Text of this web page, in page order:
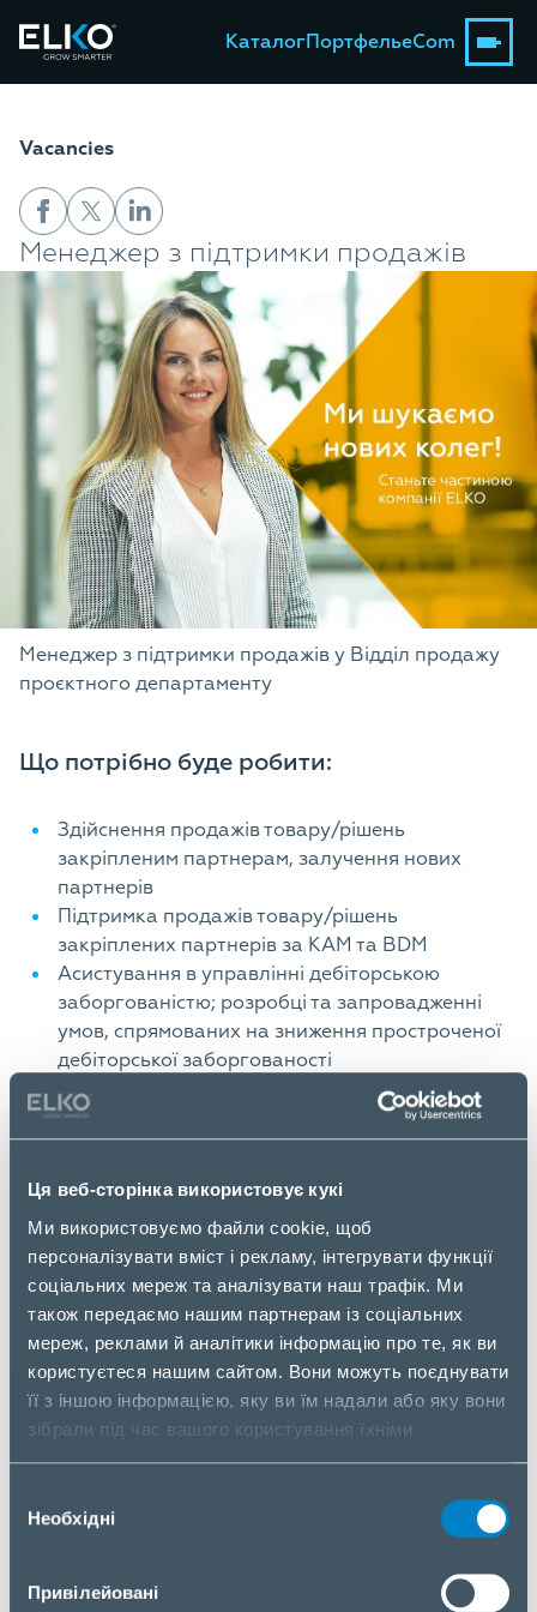
Ця веб-сторінка використовує кукі
Ми використовуємо файли cookie, щоб
персоналізувати вміст і рекламу, інтегрувати функції
соціальних мереж та аналізувати наш трафік. Ми
також передаємо нашим партнерам із соціальних
мереж, реклами й аналітики інформацію про те, як ви
користуєтеся нашим сайтом. Вони можуть поєднувати
її з іншою інформацією, яку ви їм надали або яку вони
зібрали під час вашого користування їхніми
службами.
згоди
Необхідні
Привілейовані
КаталогПортфельeCom
Vacancies
Менеджер з підтримки продажів
Менеджер з підтримки продажів у Відділ продажу
проєктного департаменту
Що потрібно буде робити:
Здійснення продажів товару/рішень
закріпленим партнерам, залучення нових
партнерів
Підтримка продажів товару/рішень
закріплених партнерів за КАМ та BDM
Асистування в управлінні дебіторською
заборгованістю; розробці та запровадженні
умов, спрямованих на зниження простроченої
дебіторської заборгованості
Участь у прийнятті рішень щодо умов роботи з
клієнтами, асортиментної політики,
ціноутворення
партнерів
Документальне супроводження проектів
Допомога в проведення аналізу ринку по
продуктам/рішенням/ конкурентам
Допомога в просування нових продуктів/
рішень, інформаційна підтримка клієнтів
Ми пропонуємо:
роботу в стабільній міжнародній компанії;
участь у реалізації комплексних проектів;
продажів;